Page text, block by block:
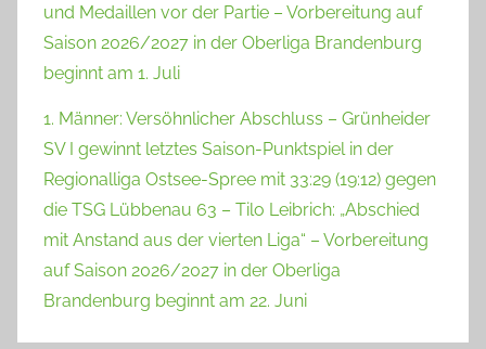
und Medaillen vor der Partie – Vorbereitung auf
Saison 2026/2027 in der Oberliga Brandenburg
beginnt am 1. Juli
1. Männer: Versöhnlicher Abschluss – Grünheider
SV I gewinnt letztes Saison-Punktspiel in der
Regionalliga Ostsee-Spree mit 33:29 (19:12) gegen
die TSG Lübbenau 63 – Tilo Leibrich: „Abschied
mit Anstand aus der vierten Liga“ – Vorbereitung
auf Saison 2026/2027 in der Oberliga
Brandenburg beginnt am 22. Juni